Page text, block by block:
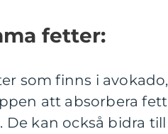
fetter:
som finns i
att absorbera
De kan också bidra